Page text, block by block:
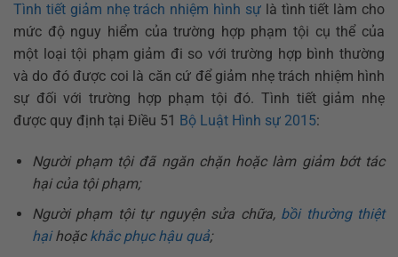
Tình tiết giảm nhẹ trách nhiệm hình sựlà tình tiết làm cho
mức độ nguy hiểm của trường hợp phạm tội cụ thể của
một loại tội phạm giảm đi so với trường hợp bình thường
và do đó được coi là căn cứ để giảm nhẹ trách nhiệm hình
sự đối với trường hợp phạm tội đó. Tình tiết giảm nhẹ
được quy định tại Điều 51 Bộ Luật Hình sự 2015:
Người phạm tội đã ngăn chặn hoặc làm giảm bớt tác
hại của tội phạm;
Người phạm tội tự nguyện sửa chữa, bồi thường thiệt
hạihoặc khắc phục hậu quả;